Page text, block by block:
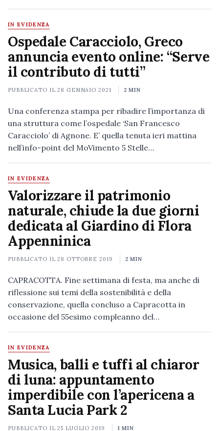
IN EVIDENZA
Ospedale Caracciolo, Greco
annuncia evento online: “Serve
il contributo di tutti”
PUBBLICATO IL28 GENNAIO 2021 2 MIN
Una conferenza stampa per ribadire l’importanza di
una struttura come l’ospedale ‘San Francesco
Caracciolo’ di Agnone. E’ quella tenuta ieri mattina
nell’info-point del MoVimento 5 Stelle…
IN EVIDENZA
Valorizzare il patrimonio
naturale, chiude la due giorni
dedicata al Giardino di Flora
Appenninica
PUBBLICATO IL28 OTTOBRE 2019 2 MIN
CAPRACOTTA. Fine settimana di festa, ma anche di
riflessione sui temi della sostenibilità e della
conservazione, quella concluso a Capracotta in
occasione del 55esimo compleanno del…
IN EVIDENZA
Musica, balli e tuffi al chiaror
di luna: appuntamento
imperdibile con l’apericena a
Santa Lucia Park 2
PUBBLICATO IL25 LUGLIO 2019 1 MIN